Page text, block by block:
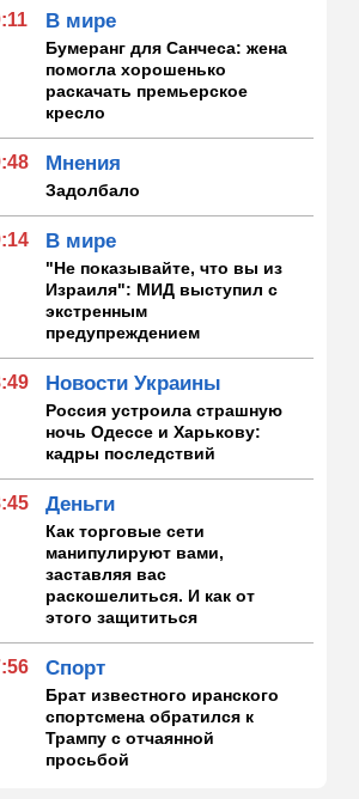
В мире
Бумеранг для Санчеса: жена
помогла хорошенько
раскачать премьерское
кресло
Мнения
Задолбало
В мире
"Не показывайте, что вы из
Израиля": МИД выступил с
экстренным
предупреждением
Новости Украины
Россия устроила страшную
ночь Одессе и Харькову:
кадры последствий
Деньги
Как торговые сети
манипулируют вами,
заставляя вас
раскошелиться. И как от
этого защититься
Спорт
Брат известного иранского
спортсмена обратился к
Трампу с отчаянной
просьбой